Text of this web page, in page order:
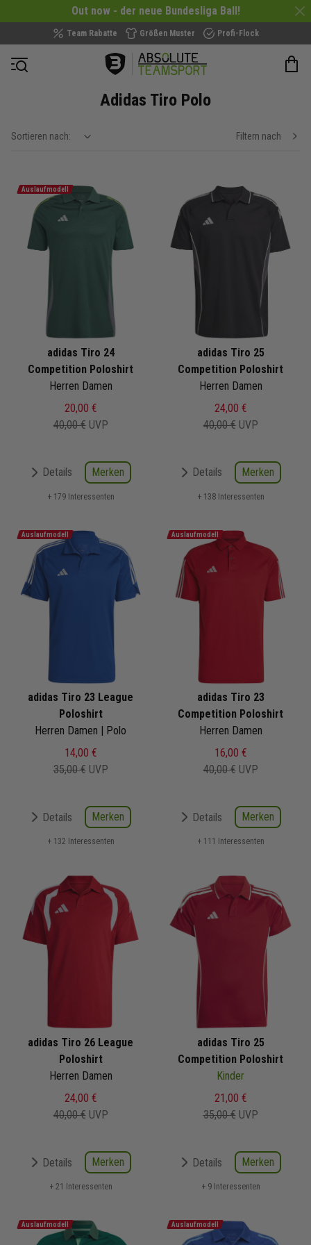
Out now - der neue Bundesliga Ball!
Team Rabatte Größen Muster Profi-Flock
Navigation öffnen
Adidas Tiro Polo
Sortieren nach: show filteroptions Filtern nach
Auslaufmodell
adidas Tiro 24
Competition Poloshirt
Herren Damen
20,00 €
40,00 € UVP
Details Merken
+ 179 Interessenten
adidas Tiro 25
Competition Poloshirt
Herren Damen
24,00 €
40,00 € UVP
Details Merken
+ 138 Interessenten
Auslaufmodell
adidas Tiro 23 League
Poloshirt
Herren Damen | Polo
14,00 €
35,00 € UVP
Details Merken
+ 132 Interessenten
Auslaufmodell
adidas Tiro 23
Competition Poloshirt
Herren Damen
16,00 €
40,00 € UVP
Details Merken
+ 111 Interessenten
adidas Tiro 26 League
Poloshirt
Herren Damen
24,00 €
40,00 € UVP
Details Merken
+ 21 Interessenten
adidas Tiro 25
Competition Poloshirt
Kinder
21,00 €
35,00 € UVP
Details Merken
+ 9 Interessenten
Auslaufmodell Auslaufmodell